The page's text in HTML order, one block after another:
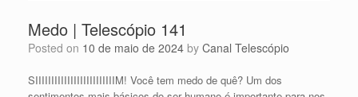
Medo | Telescópio 141
Posted on 10 de maio de 2024 by Canal Telescópio
SIIIIIIIIIIIIIIIIIIIIIIIIIM! Você tem medo de quê? Um dos